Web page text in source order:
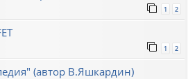
1 2
1 2
(автор В.Яшкардин)